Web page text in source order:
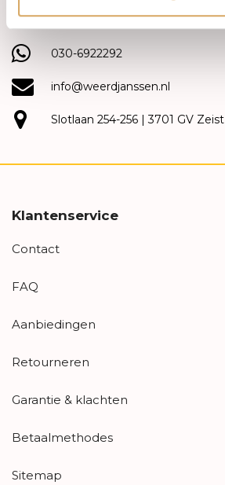
(030) 692 22 92
030-6922292
info@weerdjanssen.nl
Slotlaan 254-256 | 3701 GV Zeist
Klantenservice
Contact
FAQ
Aanbiedingen
Retourneren
Garantie & klachten
Betaalmethodes
Sitemap